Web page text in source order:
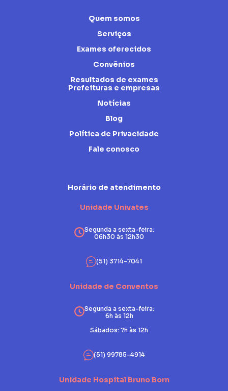
Quem somos
Serviços
Exames oferecidos
Convênios
Resultados de exames
Prefeituras e empresas
Notícias
Blog
Política de Privacidade
Fale conosco
Horário de atendimento
Unidade Univates
Segunda a sexta-feira:
06h30 às 12h30
(51) 3714-7041
Unidade de Conventos
Segunda a sexta-feira:
6h às 12h
Sábados: 7h às 12h
(51) 99785-4914
Unidade Hospital Bruno Born